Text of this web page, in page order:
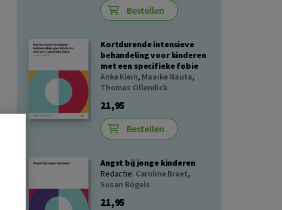
Bestellen
Kortdurende intensieve
behandeling voor kinderen
met een specifieke fobie
Anke Klein, Maaike Nauta,
Thomas Ollendick
21,95
Bestellen
Angst bij jonge kinderen
Redactie: Caroline Braet,
Susan Bögels
21,95